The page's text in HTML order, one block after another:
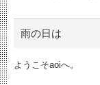
雨の日は
ようこそaoiへ。